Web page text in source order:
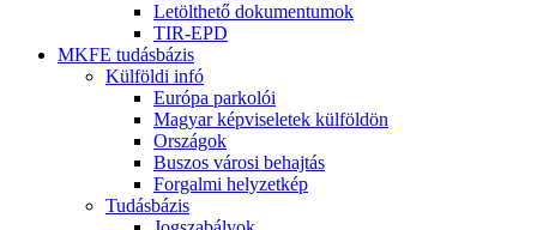
Letölthető dokumentumok
TIR-EPD
MKFE tudásbázis
Külföldi infó
Európa parkolói
Magyar képviseletek külföldön
Országok
Buszos városi behajtás
Forgalmi helyzetkép
Tudásbázis